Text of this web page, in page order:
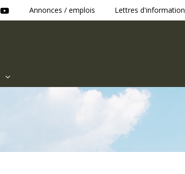
Annonces / emplois Lettres d'information